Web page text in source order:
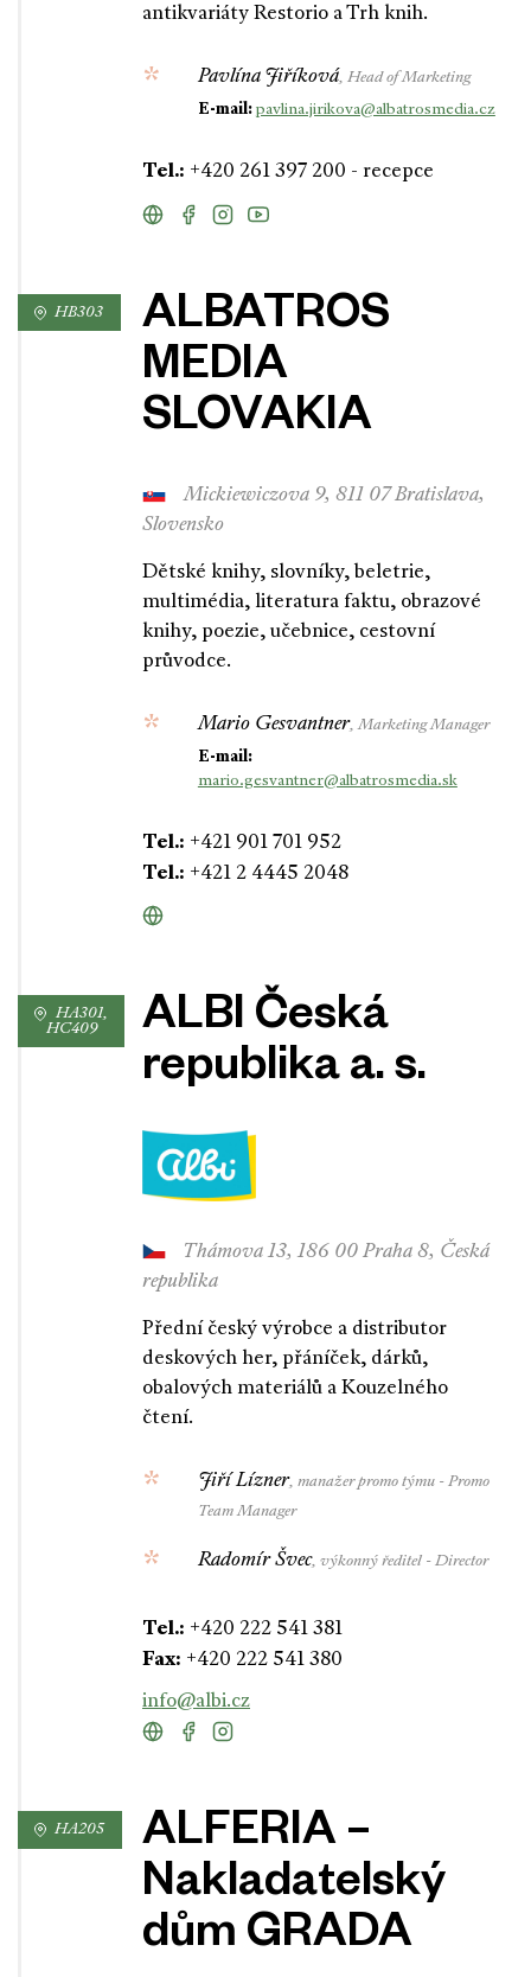
antikvariáty Restorio a Trh knih.
Pavlína Jiříková, Head of Marketing
E-mail: pavlina.jirikova@albatrosmedia.cz
Tel.: +420 261 397 200 - recepce
HB303
ALBATROS
MEDIA
SLOVAKIA
Mickiewiczova 9, 811 07 Bratislava,
Slovensko
Dětské knihy, slovníky, beletrie,
multimédia, literatura faktu, obrazové
knihy, poezie, učebnice, cestovní
průvodce.
Mario Gesvantner, Marketing Manager
E-mail:
mario.gesvantner@albatrosmedia.sk
Tel.: +421 901 701 952
Tel.: +421 2 4445 2048
HA301,
HC409
ALBI Česká
republika a. s.
Thámova 13, 186 00 Praha 8, Česká
republika
Přední český výrobce a distributor
deskových her, přáníček, dárků,
obalových materiálů a Kouzelného
čtení.
Jiří Lízner, manažer promo týmu - Promo
Team Manager
Radomír Švec, výkonný ředitel - Director
Tel.: +420 222 541 381
Fax: +420 222 541 380
info@albi.cz
HA205
ALFERIA –
Nakladatelský
dům GRADA